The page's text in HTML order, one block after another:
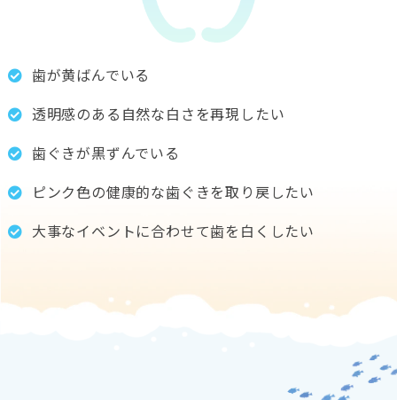
歯が黄ばんでいる
透明感のある自然な白さを再現したい
歯ぐきが黒ずんでいる
ピンク色の健康的な歯ぐきを取り戻したい
大事なイベントに合わせて歯を白くしたい